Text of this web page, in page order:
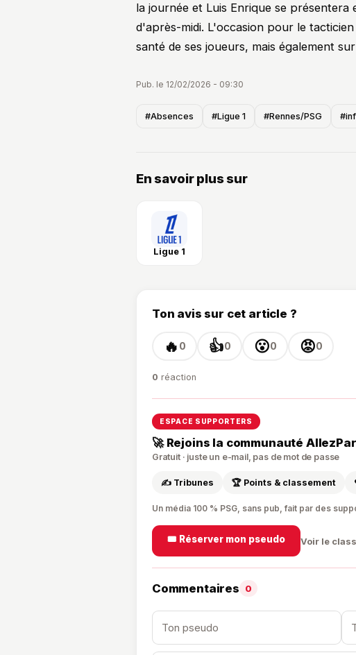
la journée et Luis Enrique se
d'après-midi. L'occasion pour le
santé de ses joueurs, mais également
Pub. le 12/02/2026 - 09:30
#Absences #Ligue 1 #Rennes/PSG
En savoir plus sur
Ligue 1
Ton avis sur cet article ?
🔥 0 👍0 😮0 😡0
0 réaction
ESPACE SUPPORTERS
🚀 Rejoins la communauté
Gratuit · juste un e-mail, pas de mot de passe
✍️ Tribunes 🏆 Points & classement
Un média 100 % PSG, sans pub, fait par des
🎟️ Réserver mon pseudo Voir le
Commentaires 0